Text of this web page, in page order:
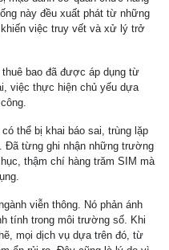
này đều xuất phát từ những
việc truy vết và xử lý trở
bao đã được áp dụng từ
việc thực hiện chủ yếu dựa
thể bị khai báo sai, trùng lặp
Đã từng ghi nhận những trường
thậm chí hàng trăm SIM mà
viễn thông. Nó phản ánh
tính trong môi trường số. Khi
mọi dịch vụ dựa trên đó, từ